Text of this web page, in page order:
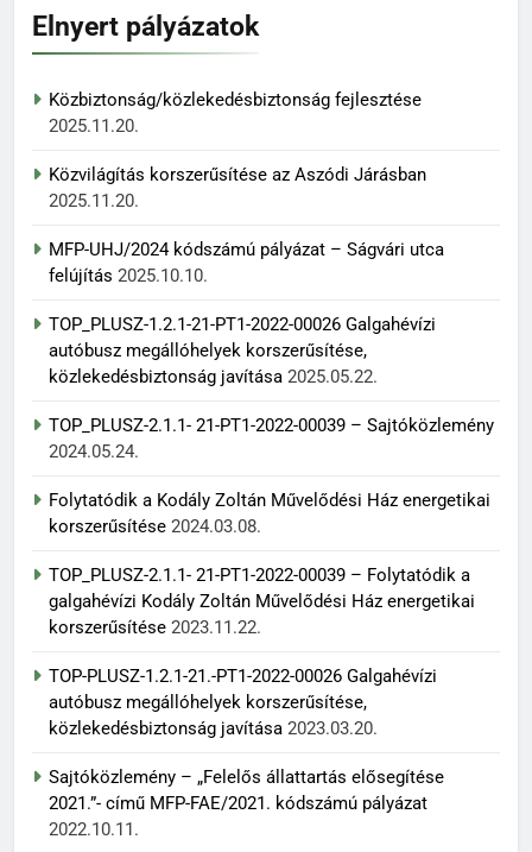
Elnyert pályázatok
Közbiztonság/közlekedésbiztonság fejlesztése
2025.11.20.
Közvilágítás korszerűsítése az Aszódi Járásban
2025.11.20.
MFP-UHJ/2024 kódszámú pályázat – Ságvári utca
felújítás 2025.10.10.
TOP_PLUSZ-1.2.1-21-PT1-2022-00026 Galgahévízi
autóbusz megállóhelyek korszerűsítése,
közlekedésbiztonság javítása 2025.05.22.
TOP_PLUSZ-2.1.1- 21-PT1-2022-00039 – Sajtóközlemény
2024.05.24.
Folytatódik a Kodály Zoltán Művelődési Ház energetikai
korszerűsítése 2024.03.08.
TOP_PLUSZ-2.1.1- 21-PT1-2022-00039 – Folytatódik a
galgahévízi Kodály Zoltán Művelődési Ház energetikai
korszerűsítése 2023.11.22.
TOP-PLUSZ-1.2.1-21.-PT1-2022-00026 Galgahévízi
autóbusz megállóhelyek korszerűsítése,
közlekedésbiztonság javítása 2023.03.20.
Sajtóközlemény – „Felelős állattartás elősegítése
2021.”- című MFP-FAE/2021. kódszámú pályázat
2022.10.11.